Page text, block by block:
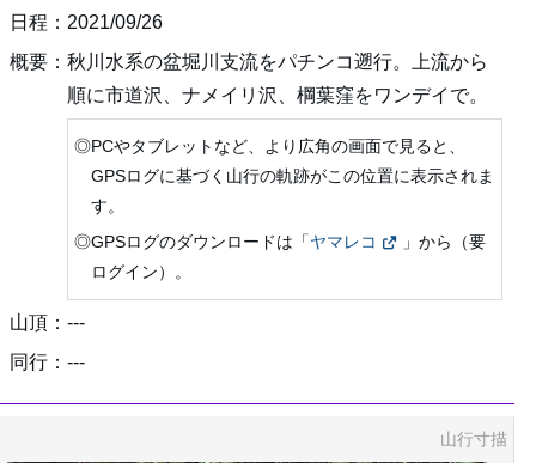
日程：2021/09/26
概要：秋川水系の盆堀川支流をパチンコ遡行。上流から
順に市道沢、ナメイリ沢、棡葉窪をワンデイで。
◎PCやタブレットなど、より広角の画面で見ると、
GPSログに基づく山行の軌跡がこの位置に表示されま
す。
◎GPSログのダウンロードは「ヤマレコ
」から（要
ログイン）。
山頂：---
同行：---
山行寸描